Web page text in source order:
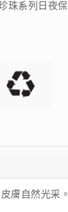
珠系列日夜
膚自然光采。